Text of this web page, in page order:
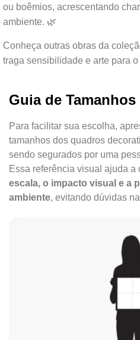
ou boêmios, acrescentando
ambiente. 🌿
Conheça outras obras da
traga sensibilidade e arte para o
Guia de Tamanhos
Para facilitar sua escolha,
tamanhos dos quadros
sendo segurados por uma
Essa referência visual ajuda a
escala, o impacto visual e a
ambiente, evitando dúvidas